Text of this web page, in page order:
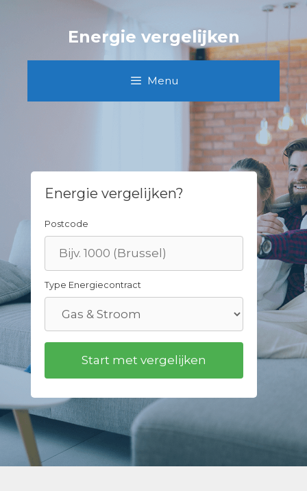
Energie vergelijken
Menu
Energie vergelijken?
Postcode
Type Energiecontract